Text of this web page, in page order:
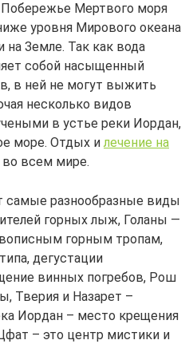
Побережье Мертвого моря
уровня Мирового океана
на Земле. Так как вода
собой насыщенный
в ней не могут выжить
несколько видов
в устье реки Иордан,
море. Отдых и лечение на
во всем мире.
самые разнообразные виды
горных лыж, Голаны —
горным тропам,
дегустации
винных погребов, Рош
Тверия и Назарет –
Иордан – место крещения
– это центр мистики и